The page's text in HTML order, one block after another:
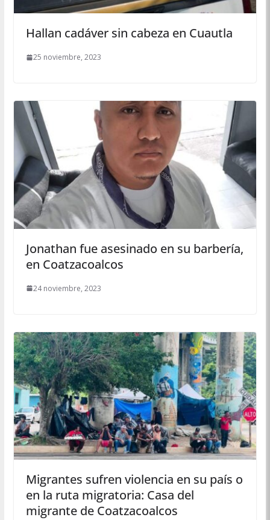
Hallan cadáver sin cabeza en Cuautla
25 noviembre, 2023
Jonathan fue asesinado en su barbería,
en Coatzacoalcos
24 noviembre, 2023
Migrantes sufren violencia en su país o
en la ruta migratoria: Casa del
migrante de Coatzacoalcos